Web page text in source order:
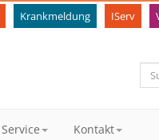
Krankmeldung IServ
Service Kontakt